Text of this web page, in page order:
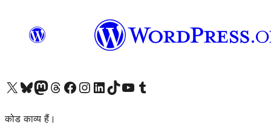
Visit our X (formerly Twitter) account
हमारे बलुस्की खाते पर जाएँVisit our Mastodon account
हमारे थ्रेड्स अकाउंट पर जाएंहमारे फेसबुक पेज पर जाएँहमारे इंस्टाग्राम अकाउंट पर जाएंहमारे लिंक्डइन खाते पर जाएँहमारे टिकटॉक खाते पर जाएँहमारे यूट्यूब चैनल पर जाएंहमारे Tumblr खाते पर जाएँ
कोड काव्य हैं।